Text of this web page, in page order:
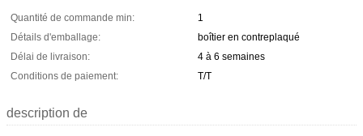
Quantité de commande min:
1
Détails d'emballage:
boîtier en contreplaqué
Délai de livraison:
4 à 6 semaines
Conditions de paiement:
T/T
description de